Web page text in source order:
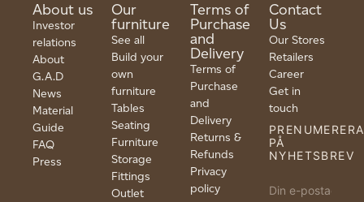
About us
Investor
relations
About
G.A.D
News
Material
Guide
FAQ
Press
Our
furniture
See all
Build your
own
furniture
Tables
Seating
Furniture
Storage
Fittings
Outlet
Terms of
Purchase
and
Delivery
Terms of
Purchase
and
Delivery
Returns &
Refunds
Privacy
policy
Contact
Us
Our Stores
Retailers
Career
Get in
touch
PRENUMERERA
PÅ
NYHETSBREV